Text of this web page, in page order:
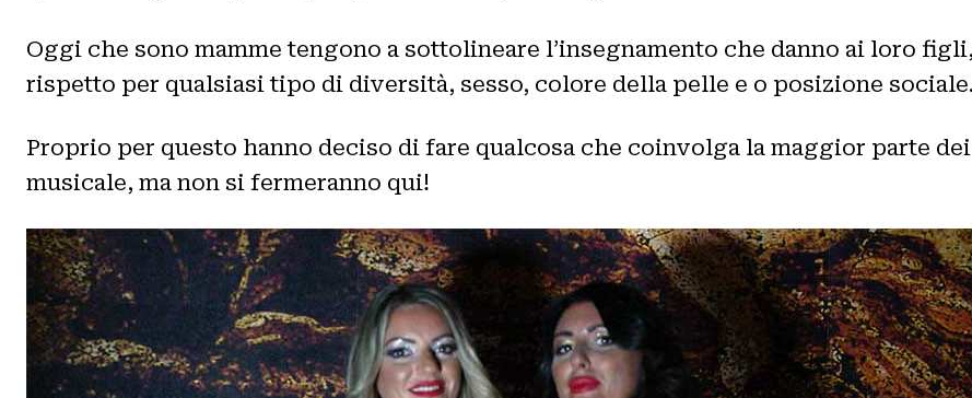
Oggi che sono mamme tengono a sottolineare l’insegnamento che danno ai loro
rispetto per qualsiasi tipo di diversità, sesso, colore della pelle e o posizione sociale.
Proprio per questo hanno deciso di fare qualcosa che coinvolga la maggior parte
musicale, ma non si fermeranno qui!